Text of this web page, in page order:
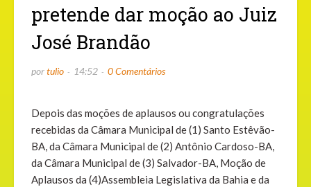
pretende dar moção ao Juiz
José Brandão
portulio 14:52 0 Comentários
Depois das moções de aplausos ou congratulações
recebidas da Câmara Municipal de (1) Santo Estêvão-
BA, da Câmara Municipal de (2) Antônio Cardoso-BA,
da Câmara Municipal de (3) Salvador-BA, Moção de
Aplausos da (4)Assembleia Legislativa da Bahia e da